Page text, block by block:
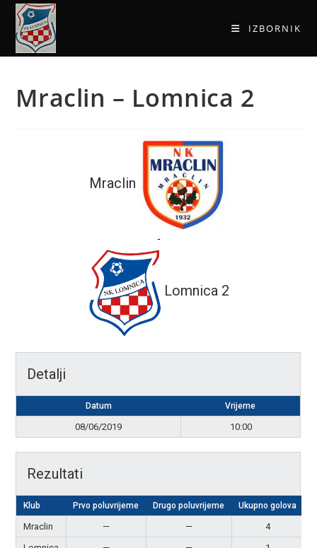
IZBORNIK
Mraclin – Lomnica 2
Mraclin
-
Lomnica 2
Detalji
Datum Vrijeme
08/06/2019 10:00
Rezultati
Klub Prvo poluvrijeme Drugo poluvrijeme Ukupno golova
Mraclin — — 4